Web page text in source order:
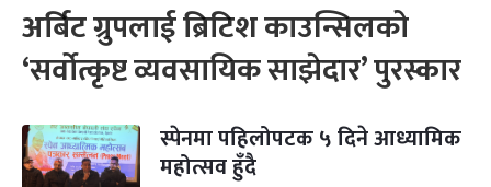
अर्बिट ग्रुपलाई ब्रिटिश काउन्सिलको
‘सर्वोत्कृष्ट व्यवसायिक साझेदार’ पुरस्कार
स्पेनमा पहिलोपटक ५ दिने आध्यामिक
महोत्सव हुँदै